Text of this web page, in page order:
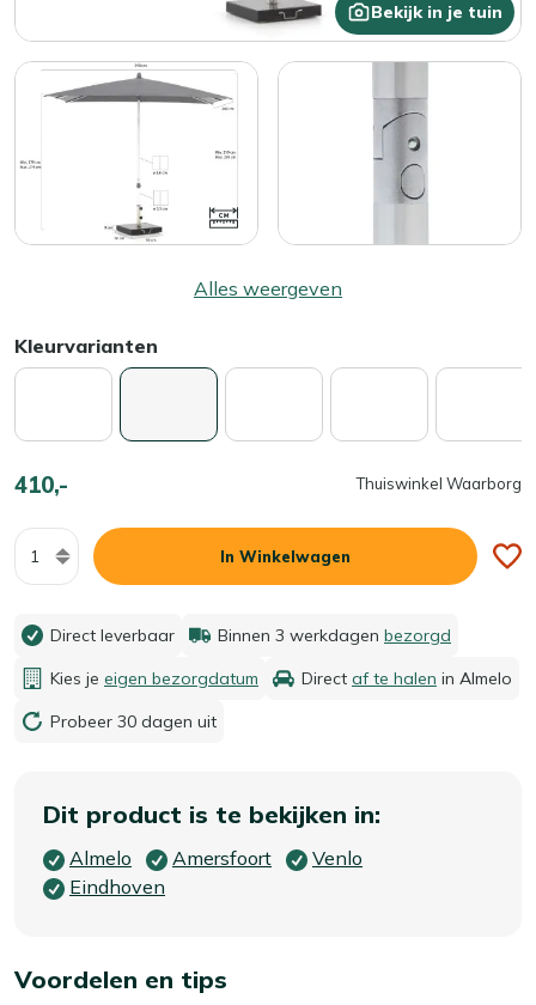
Bekijk in je tuin
Alles weergeven
Kleurvarianten
410,- Thuiswinkel Waarborg
Aantal
In Winkelwagen
Direct leverbaar Binnen 3 werkdagen bezorgd
Kies je eigen bezorgdatum Direct af te halen in Almelo
Probeer 30 dagen uit
Dit product is te bekijken in:
Almelo Amersfoort
Venlo
Eindhoven
Voordelen en tips